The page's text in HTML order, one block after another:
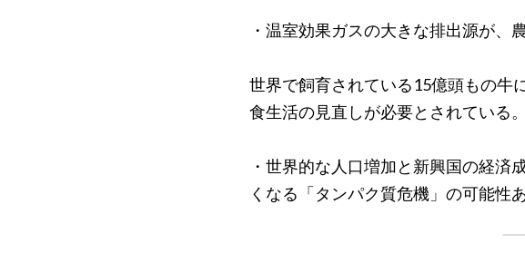
・温室効果ガスの大きな排出源が、
世界で飼育されている15億頭もの牛
食生活の見直しが必要とされている。
・世界的な人口増加と新興国の経済
くなる「タンパク質危機」の可能性